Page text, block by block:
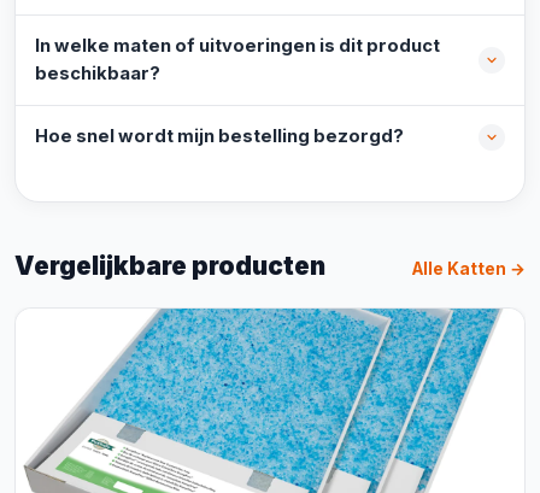
In welke maten of uitvoeringen is dit product
beschikbaar?
Hoe snel wordt mijn bestelling bezorgd?
Vergelijkbare producten Alle Katten →